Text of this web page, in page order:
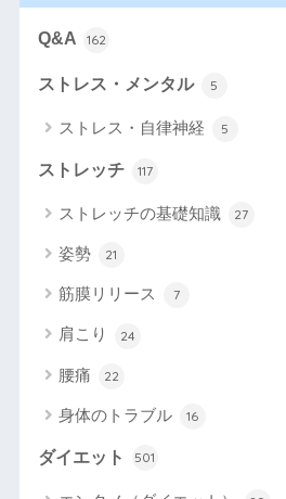
Q&A 162
ストレス・メンタル 5
ストレス・自律神経 5
ストレッチ 117
ストレッチの基礎知識 27
姿勢 21
筋膜リリース 7
肩こり 24
腰痛 22
身体のトラブル 16
ダイエット 501